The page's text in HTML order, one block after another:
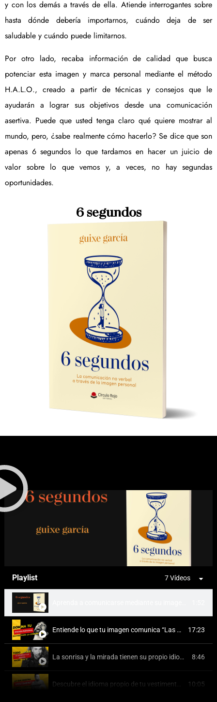
y con los demás a través de ella. Atiende interrogantes sobre
hasta dónde debería importarnos, cuándo deja de ser
saludable y cuándo puede limitarnos.
Por otro lado, recaba información de calidad que busca
potenciar esta imagen y marca personal mediante el método
H.A.L.O., creado a partir de técnicas y consejos que le
ayudarán a lograr sus objetivos desde una comunicación
asertiva. Puede que usted tenga claro qué quiere mostrar al
mundo, pero, ¿sabe realmente cómo hacerlo? Se dice que son
apenas 6 segundos lo que tardamos en hacer un juicio de
valor sobre lo que vemos y, a veces, no hay segundas
oportunidades.
6 segundos
Playlist 7 Vídeos
Entiende lo que tu imagen comunica “Las 13 Máximas” 17:23
La sonrisa y la mirada tienen su propio idioma. Aprende sus mensajes y úsalos a tu favor. 8:46
10:05